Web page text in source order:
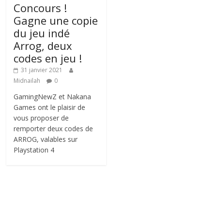
Concours !
Gagne une copie
du jeu indé
Arrog, deux
codes en jeu !
31 janvier 2021
Midnailah
0
GamingNewZ et Nakana
Games ont le plaisir de
vous proposer de
remporter deux codes de
ARROG, valables sur
Playstation 4